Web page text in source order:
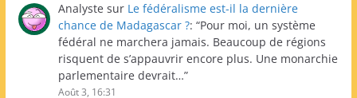
Analyste sur Le fédéralisme est-il la dernière
chance de Madagascar ?: “Pour moi, un système
fédéral ne marchera jamais. Beaucoup de régions
risquent de s’appauvrir encore plus. Une monarchie
parlementaire devrait…”
Août 3, 16:31